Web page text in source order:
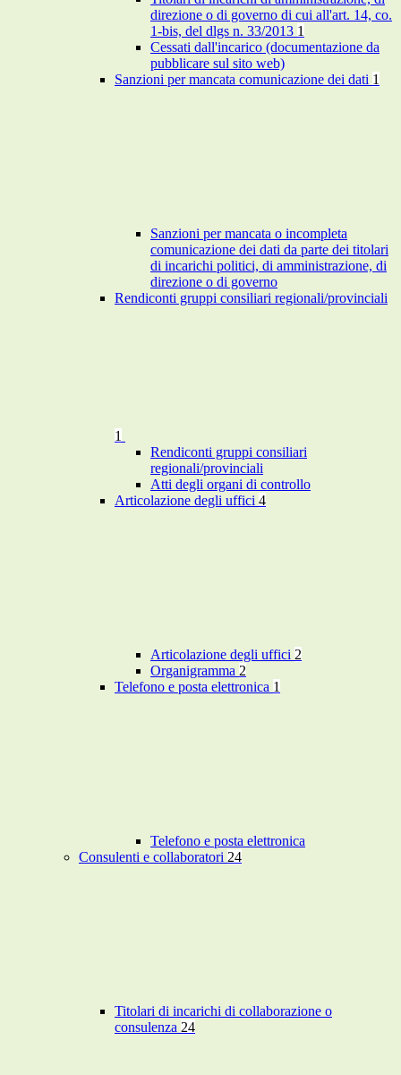
direzione o di governo di cui all'art. 14, co.
1-bis, del dlgs n. 33/2013 1
Cessati dall'incarico (documentazione da
pubblicare sul sito web)
Sanzioni per mancata comunicazione dei dati 1
Sanzioni per mancata o incompleta
comunicazione dei dati da parte dei titolari
di incarichi politici, di amministrazione, di
direzione o di governo
Rendiconti gruppi consiliari regionali/provinciali
1
Rendiconti gruppi consiliari
regionali/provinciali
Atti degli organi di controllo
Articolazione degli uffici 4
Articolazione degli uffici 2
Organigramma 2
Telefono e posta elettronica 1
Telefono e posta elettronica
Consulenti e collaboratori 24
Titolari di incarichi di collaborazione o
consulenza 24